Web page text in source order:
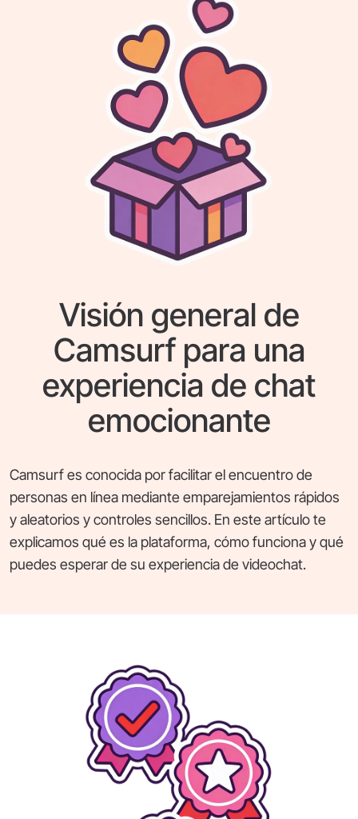
Visión general de
Camsurf para una
experiencia de chat
emocionante
Camsurf es conocida por facilitar el encuentro de
personas en línea mediante emparejamientos rápidos
y aleatorios y controles sencillos. En este artículo te
explicamos qué es la plataforma, cómo funciona y qué
puedes esperar de su experiencia de videochat.